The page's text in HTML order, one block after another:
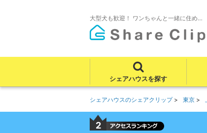
大型犬も歓迎！ ワンちゃんと一緒に住め…
シェアハウスを探す
シェアハウスのシェアクリップ 東京
2